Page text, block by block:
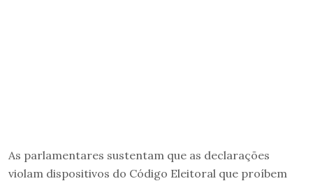
As parlamentares sustentam que as declarações
violam dispositivos do Código Eleitoral que proíbem